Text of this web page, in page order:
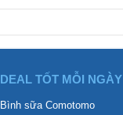
DEAL TỐT MỖI NGÀY
Bình sữa Comotomo